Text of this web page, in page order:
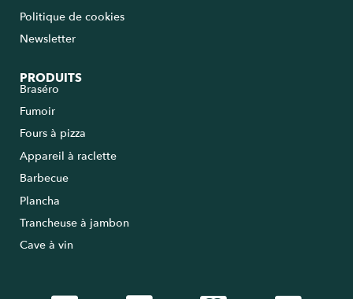
Politique de cookies
Newsletter
PRODUITS
Braséro
Fumoir
Fours à pizza
Appareil à raclette
Barbecue
Plancha
Trancheuse à jambon
Cave à vin